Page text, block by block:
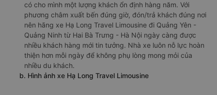
có cho mình một lượng khách ổn định hàng năm. Với
phương châm xuất bến đúng giờ, đón/trả khách đúng nơi
nên hãng xe Hạ Long Travel Limousine đi Quảng Yên -
Quảng Ninh từ Hai Bà Trưng - Hà Nội ngày càng được
nhiều khách hàng mới tin tưởng. Nhà xe luôn nỗ lực hoàn
thiện hơn mỗi ngày để không phụ lòng mong mỏi của
nhiều du khách.
b. Hình ảnh xe Hạ Long Travel Limousine